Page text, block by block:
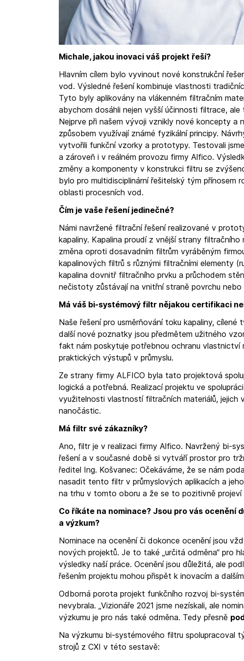
Michale, jakou inovaci váš projekt řeší?
Hlavním cílem bylo vyvinout nové konstrukční
vod. Výsledné řešení kombinuje vlastnosti
Tyto byly aplikovány na vlákenném filtračním
abychom dosáhli nejen vyšší účinnosti filtrace,
Nejprve při našem vývoji vznikly nové koncepty
způsobem využívají známé fyzikální principy.
vytvořili funkční vzorky a prototypy. Testovali
a zároveň i v reálném provozu firmy Alfico.
změny a komponenty v konstrukci filtru se
bylo pro multidisciplinární řešitelský tým
oblasti procesních vod.
Čím je vaše řešení jedinečné?
Námi navržené filtrační řešení realizované v
kapaliny. Kapalina proudí z vnější strany
změna oproti dosavadním filtrům vyráběným
kapalinových filtrů s různými filtračními elementy
kapalina dovnitř filtračního prvku a průchodem
nečistoty zůstávají na vnitřní straně povrchu nebo
Má váš bi-systémový filtr nějakou certifikaci
Naše řešení pro usměrňování toku kapaliny,
další nové poznatky jsou předmětem užitného
fakt nám poskytuje potřebnou ochranu
praktických výstupů v průmyslu.
Ze strany firmy ALFICO byla tato projektová
logická a potřebná. Realizací projektu ve
využitelnosti vlastností filtračních materiálů, jejich
nanočástic.
Má filtr své zákazníky?
Ano, filtr je v realizaci firmy Alfico. Navržený bi-
řešení a v současné době si vytváří prostor pro
ředitel Ing. Košvanec: Očekáváme, že se nám
nasadit tento filtr v průmyslových aplikacích a
na trhu v tomto oboru a že se to pozitivně
Co říkáte na nominace? Jsou pro vás ocenění
a výzkum?
Nominace na ocenění či dokonce ocenění jsou
nových projektů. Je to také „určitá odměna“ pro
výsledky naší práce. Ocenění jsou důležitá, ale
řešením projektu mohou přispět k inovacím a
Odborná porota projekt funkčního rozvoj bi-
nevybrala. „Vizionáře 2021 jsme nezískali, ale
výzkumu je pro nás také odměna. Tedy přesně
Na výzkumu bi-systémového filtru spolupracoval
strojů z CXI v této sestavě: